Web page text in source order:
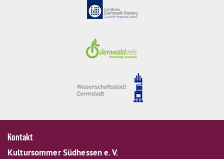
Kontakt
Kultursommer Südhessen e. V.